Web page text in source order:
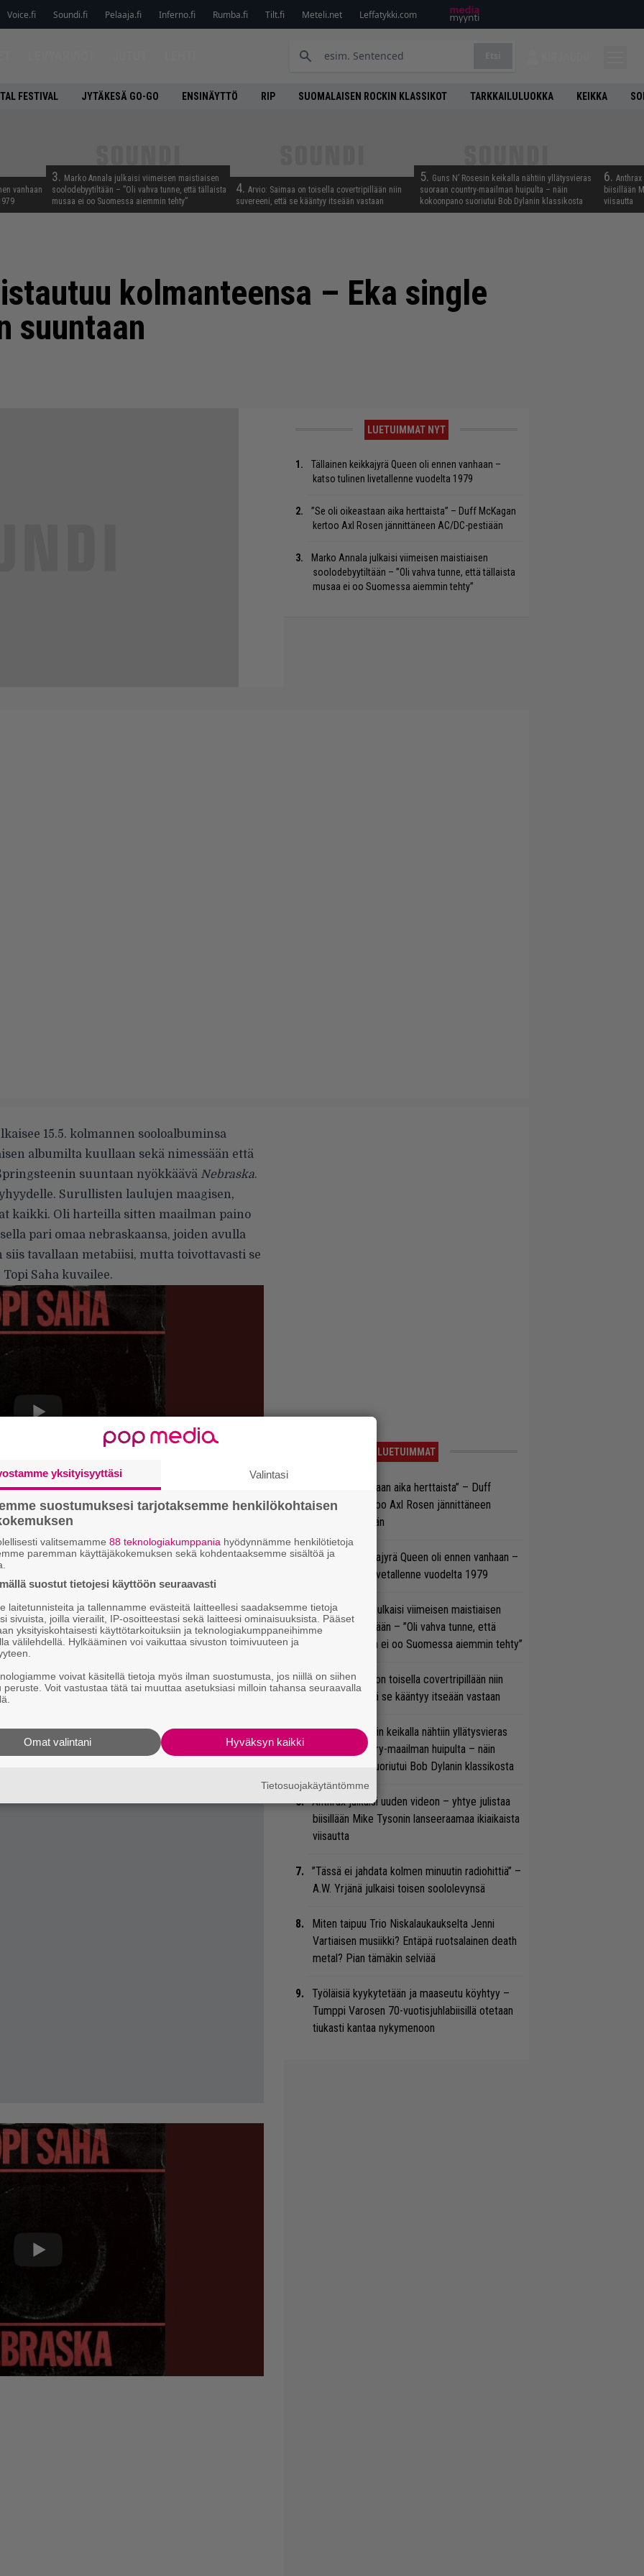
Voice.fi Soundi.fi Pelaaja.fi Inferno.fi Rumba.fi Tilt.fi Meteli.net Leffatykki.com
FESTIVAL JYTÄKESÄ GO-GO ENSINÄYTTÖ RIP SUOMALAISEN ROCKIN KLASSIKOT TARKKAILULUOKKA KEIKKA
vanhaan
3. Marko Annala julkaisi viimeisen maistiaisen
soolodebyytiltään – ”Oli vahva tunne, että tällaista
musaa ei oo Suomessa aiemmin tehty”
4. Arvio: Saimaa on toisella covertripillään niin
suvereeni, että se kääntyy itseään vastaan
5. Guns N’ Rosesin keikalla nähtiin yllätysvieras
suoraan country-maailman huipulta – näin
kokoonpano suoriutui Bob Dylanin klassikosta
6.
biisillään
viisautta
kolmanteensa – Eka single
suuntaan
LUETUIMMAT NYT
Tällainen keikkajyrä Queen oli ennen vanhaan –
katso tulinen livetallenne vuodelta 1979
”Se oli oikeastaan aika herttaista” – Duff McKagan
kertoo Axl Rosen jännittäneen AC/DC-pestiään
Marko Annala julkaisi viimeisen maistiaisen
soolodebyytiltään – ”Oli vahva tunne, että tällaista
musaa ei oo Suomessa aiemmin tehty”
15.5. kolmannen sooloalbuminsa
albumilta kuullaan sekä nimessään että
suuntaan nyökkäävä Nebraska.
Surullisten laulujen maagisen,
kaikki. Oli harteilla sitten maailman paino
pari omaa nebraskaansa, joiden avulla
siis tavallaan metabiisi, mutta toivottavasti se
Saha kuvailee.
julkaisi debyyttinsäVerta ja lihaavuonna
oli vuonna 2013. Molempia on kiitelty
tai genrepelleily kiinnostaa? Ei
levyn instrumentaatio akustisvoittoinen
mutta omaan korvaaniNykyajansoundi
urbaani ja snadisti vinossa. Olen aina
mutta en ole aikaisemmin sellaista
korkea aika lunastaa lupaukset ja tehdä
en pysty, Topi Saha kommentoi.
näki päivänvalon myös uusi kappale nimeltä
LUETUIMMAT
”Se oli oikeastaan aika herttaista” – Duff
McKagan kertoo Axl Rosen jännittäneen
AC/DC-pestiään
Tällainen keikkajyrä Queen oli ennen vanhaan –
katso tulinen livetallenne vuodelta 1979
Marko Annala julkaisi viimeisen maistiaisen
soolodebyytiltään – ”Oli vahva tunne, että
tällaista musaa ei oo Suomessa aiemmin tehty”
Arvio: Saimaa on toisella covertripillään niin
suvereeni, että se kääntyy itseään vastaan
Guns N’ Rosesin keikalla nähtiin yllätysvieras
suoraan country-maailman huipulta – näin
kokoonpano suoriutui Bob Dylanin klassikosta
Anthrax julkaisi uuden videon – yhtye julistaa
biisillään Mike Tysonin lanseeraamaa ikiaikaista
viisautta
”Tässä ei jahdata kolmen minuutin radiohittiä” –
A.W. Yrjänä julkaisi toisen soololevynsä
Miten taipuu Trio Niskalaukaukselta Jenni
Vartiaisen musiikki? Entäpä ruotsalainen death
metal? Pian tämäkin selviää
Työläisiä kyykytetään ja maaseutu köyhtyy –
Tumppi Varosen 70-vuotisjuhlabiisillä otetaan
tiukasti kantaa nykymenoon
yksityisyyttäsi Valintasi
suostumuksesi tarjotaksemme henkilökohtaisen
valitsemamme 88 teknologiakumppania hyödynnämme henkilötietoja
paremman käyttäjäkokemuksen sekä kohdentaaksemme sisältöä ja
suostut tietojesi käyttöön seuraavasti
laitetunnisteita ja tallennamme evästeitä laitteellesi saadaksemme tietoja
sivuista, joilla vierailit, IP-osoitteestasi sekä laitteesi ominaisuuksista. Pääset
yksityiskohtaisesti käyttötarkoituksiin ja teknologiakumppaneihimme
välilehdellä. Hylkääminen voi vaikuttaa sivuston toimivuuteen ja
voivat käsitellä tietoja myös ilman suostumusta, jos niillä on siihen
peruste. Voit vastustaa tätä tai muuttaa asetuksiasi milloin tahansa seuraavalla
Hyväksyn kaikki
Omat valintani
Tietosuojakäytäntömme